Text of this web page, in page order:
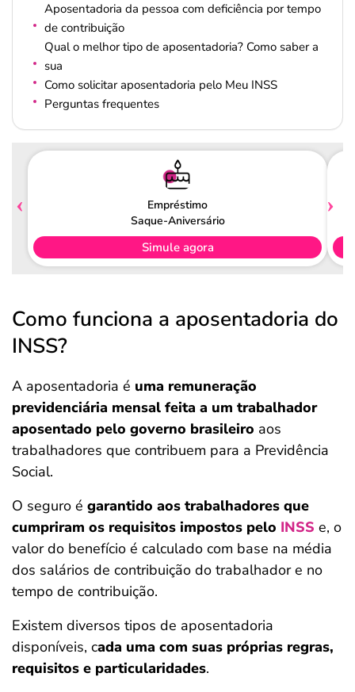
Aposentadoria da pessoa com deficiência por tempo
de contribuição
Qual o melhor tipo de aposentadoria? Como saber a
sua
Como solicitar aposentadoria pelo Meu INSS
Perguntas frequentes
Empréstimo
Saque-Aniversário
Simule agora
Como funciona a aposentadoria do
INSS?
A aposentadoria é uma remuneração
previdenciária mensal feita a um trabalhador
aposentado pelo governo brasileiro aos
trabalhadores que contribuem para a Previdência
Social.
O seguro é garantido aos trabalhadores que
cumpriram os requisitos impostos pelo INSS e, o
valor do benefício é calculado com base na média
dos salários de contribuição do trabalhador e no
tempo de contribuição.
Existem diversos tipos de aposentadoria
disponíveis, cada uma com suas próprias regras,
requisitos e particularidades.